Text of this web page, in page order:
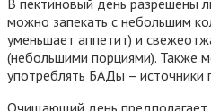
можно запекать с небольшим
уменьшает аппетит) и
(небольшими порциями). Также
употреблять БАДы – источники
Очищающий день